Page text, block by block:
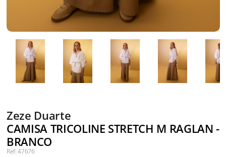
Zeze Duarte
CAMISA TRICOLINE STRETCH M RAGLAN -
BRANCO
Ref: 47676